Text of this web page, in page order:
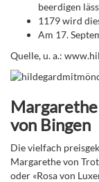
beerdigen
1179 wird
Am 17.
Quelle, u. a.:
von Bingen
Die vielfach
Margarethe von
oder «Rosa von